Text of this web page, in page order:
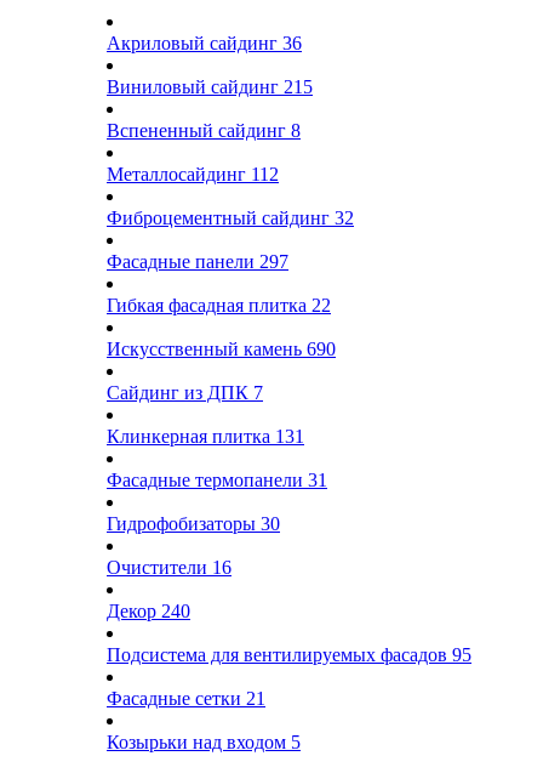
Акриловый сайдинг 36
Виниловый сайдинг 215
Вспененный сайдинг 8
Металлосайдинг 112
Фиброцементный сайдинг 32
Фасадные панели 297
Гибкая фасадная плитка 22
Искусственный камень 690
Сайдинг из ДПК 7
Клинкерная плитка 131
Фасадные термопанели 31
Гидрофобизаторы 30
Очистители 16
Декор 240
Подсистема для вентилируемых фасадов 95
Фасадные сетки 21
Козырьки над входом 5